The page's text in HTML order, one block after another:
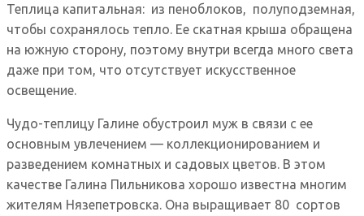
Теплица капитальная: из пеноблоков, полуподземная,
чтобы сохранялось тепло. Ее скатная крыша обращена
на южную сторону, поэтому внутри всегда много света
даже при том, что отсутствует искусственное
освещение.
Чудо-теплицу Галине обустроил муж в связи с ее
основным увлечением — коллекционированием и
разведением комнатных и садовых цветов. В этом
качестве Галина Пильникова хорошо известна многим
жителям Нязепетровска. Она выращивает 80 сортов